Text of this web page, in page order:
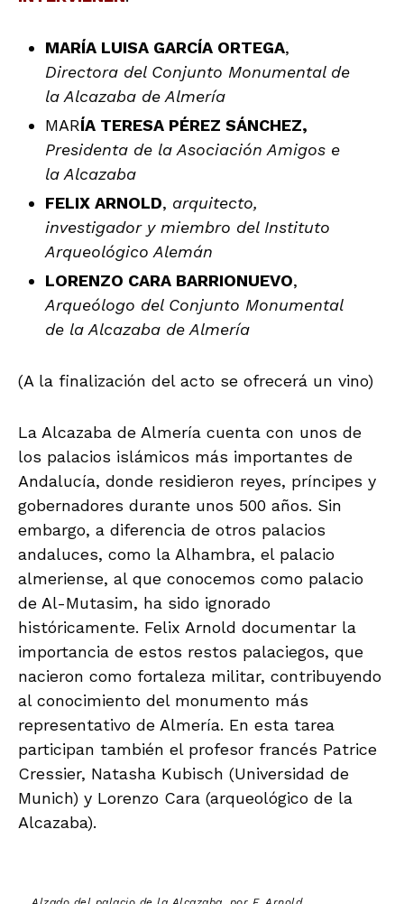
MARÍA LUISA GARCÍA ORTEGA,
Directora del Conjunto Monumental de
la Alcazaba de Almería
MARÍA TERESA PÉREZ SÁNCHEZ,
Presidenta de la Asociación Amigos e
la Alcazaba
FELIX ARNOLD, arquitecto,
investigador y miembro del Instituto
Arqueológico Alemán
LORENZO CARA BARRIONUEVO,
Arqueólogo del Conjunto Monumental
de la Alcazaba de Almería
(A la finalización del acto se ofrecerá un vino)
La Alcazaba de Almería cuenta con unos de
los palacios islámicos más importantes de
Andalucía, donde residieron reyes, príncipes y
gobernadores durante unos 500 años. Sin
embargo, a diferencia de otros palacios
andaluces, como la Alhambra, el palacio
almeriense, al que conocemos como palacio
de Al-Mutasim, ha sido ignorado
históricamente. Felix Arnold documentar la
importancia de estos restos palaciegos, que
nacieron como fortaleza militar, contribuyendo
al conocimiento del monumento más
representativo de Almería. En esta tarea
participan también el profesor francés Patrice
Cressier, Natasha Kubisch (Universidad de
Munich) y Lorenzo Cara (arqueológico de la
Alcazaba).